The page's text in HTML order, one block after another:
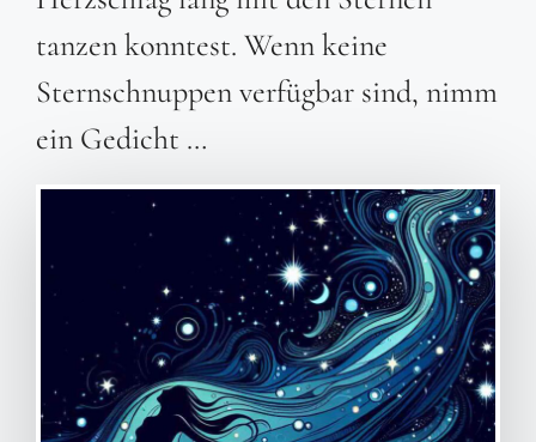
tanzen konntest. Wenn keine
Sternschnuppen verfügbar sind, nimm
ein Gedicht …